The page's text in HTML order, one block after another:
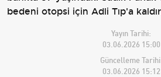
bedeni otopsi için Adli Tıp'a
Yayın Tarihi:
03.06.2026 15:00
Güncelleme
03.06.2026 15:12